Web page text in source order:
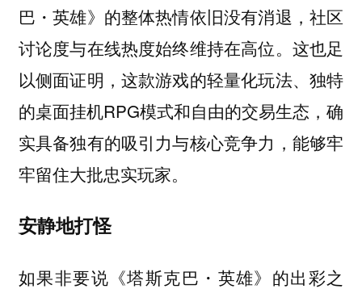
巴・英雄》的整体热情依旧没有消退，社区
讨论度与在线热度始终维持在高位。这也足
以侧面证明，这款游戏的轻量化玩法、独特
的桌面挂机RPG模式和自由的交易生态，确
实具备独有的吸引力与核心竞争力，能够牢
牢留住大批忠实玩家。
安静地打怪
如果非要说《塔斯克巴・英雄》的出彩之